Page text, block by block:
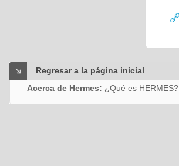
Regresar a la página inicial
Acerca de Hermes: ¿Qué es HERMES?